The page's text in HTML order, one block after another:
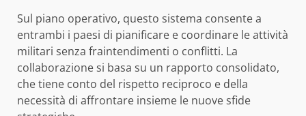
Sul piano operativo, questo sistema consente a
entrambi i paesi di pianificare e coordinare le attività
militari senza fraintendimenti o conflitti. La
collaborazione si basa su un rapporto consolidato,
che tiene conto del rispetto reciproco e della
necessità di affrontare insieme le nuove sfide